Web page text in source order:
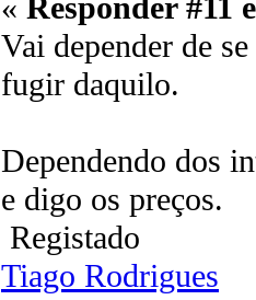
« Responder #11
Vai depender de
fugir daquilo.
Dependendo dos
e digo os preços.
Registado
Tiago Rodrigues